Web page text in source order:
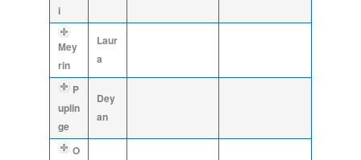
i
Mey
rin
Laur
a
P
uplin
ge
Dey
an
O